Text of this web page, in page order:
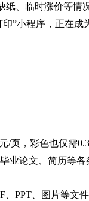
纸、临时涨价等情
印”小程序，正在成
/页，彩色也仅需
业论文、简历等各
、PPT、图片等文